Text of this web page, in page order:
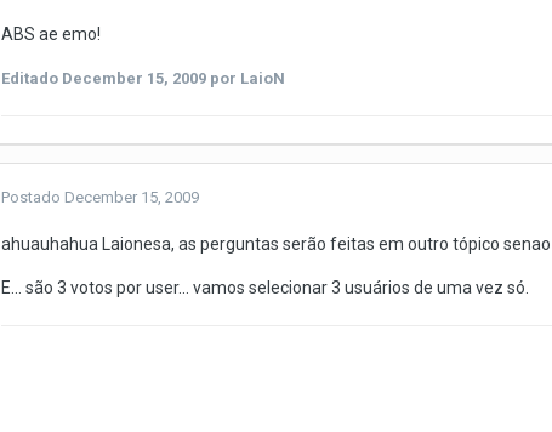
ABS ae emo!
Editado December 15, 2009 por LaioN
Postado December 15, 2009
ahuauhahua Laionesa, as perguntas serão feitas em outro tópico senao
E... são 3 votos por user... vamos selecionar 3 usuários de uma vez só.